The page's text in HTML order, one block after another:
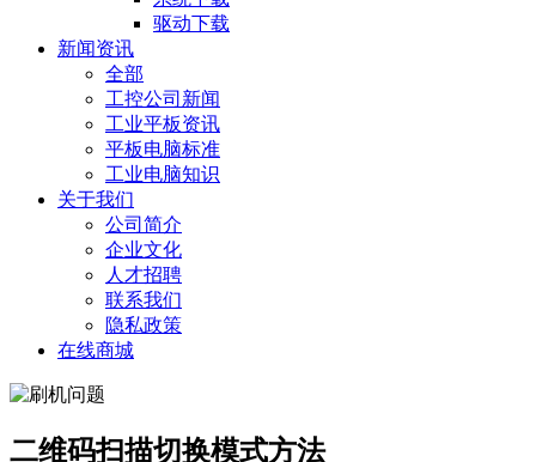
驱动下载
新闻资讯
全部
工控公司新闻
工业平板资讯
平板电脑标准
工业电脑知识
关于我们
公司简介
企业文化
人才招聘
联系我们
隐私政策
在线商城
二维码扫描切换模式方法